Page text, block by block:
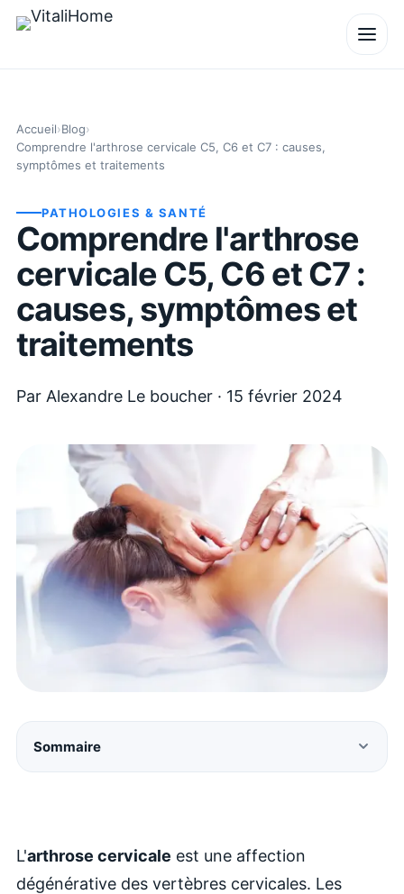
Accueil›Blog›
Comprendre l'arthrose cervicale C5, C6 et C7 : causes,
symptômes et traitements
PATHOLOGIES & SANTÉ
Comprendre l'arthrose
cervicale C5, C6 et C7 :
causes, symptômes et
traitements
Par Alexandre Le boucher · 15 février 2024
Sommaire
L'arthrose cervicale est une affection
dégénérative des vertèbres cervicales. Les